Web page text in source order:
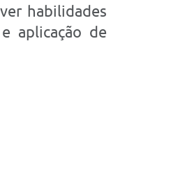
habilidades
aplicação de